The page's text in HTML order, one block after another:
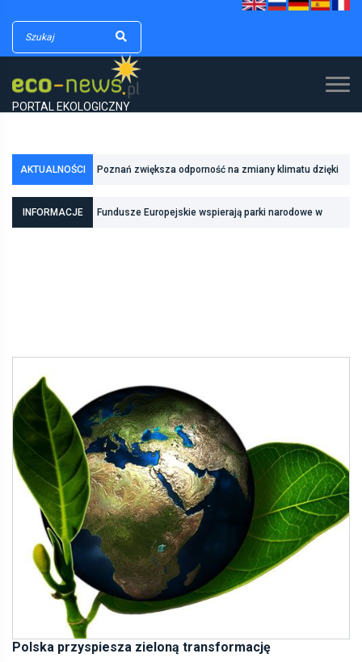
PORTAL EKOLOGICZNY
AKTUALNOŚCI Poznań zwiększa odporność na zmiany klimatu dzięki
INFORMACJE
realizacji zadań związanych z ochroną przyrody
Polska przyspiesza zieloną transformację